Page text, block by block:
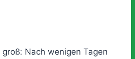
Nach wenigen Tagen